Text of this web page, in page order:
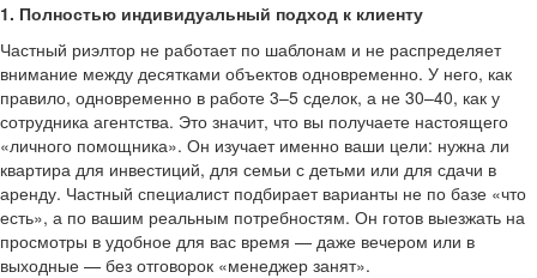
1. Полностью индивидуальный подход к клиенту
Частный риэлтор не работает по шаблонам и не распределяет
внимание между десятками объектов одновременно. У него, как
правило, одновременно в работе 3–5 сделок, а не 30–40, как у
сотрудника агентства. Это значит, что вы получаете настоящего
«личного помощника». Он изучает именно ваши цели: нужна ли
квартира для инвестиций, для семьи с детьми или для сдачи в
аренду. Частный специалист подбирает варианты не по базе «что
есть», а по вашим реальным потребностям. Он готов выезжать на
просмотры в удобное для вас время — даже вечером или в
выходные — без отговорок «менеджер занят».